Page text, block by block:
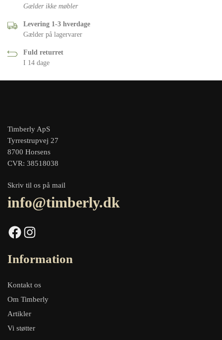
Gælder ikke møbler
Levering 1-3 hverdage
Gælder på lagervarer
Fuld returret
I 14 dage
Timberly ApS
Tyrrestrupvej 27
8700 Horsens
CVR: 38518038
Skriv til os på mail
info@timberly.dk
Facebook Instagram
Information
Kontakt os
Om Timberly
Artikler
Vi støtter